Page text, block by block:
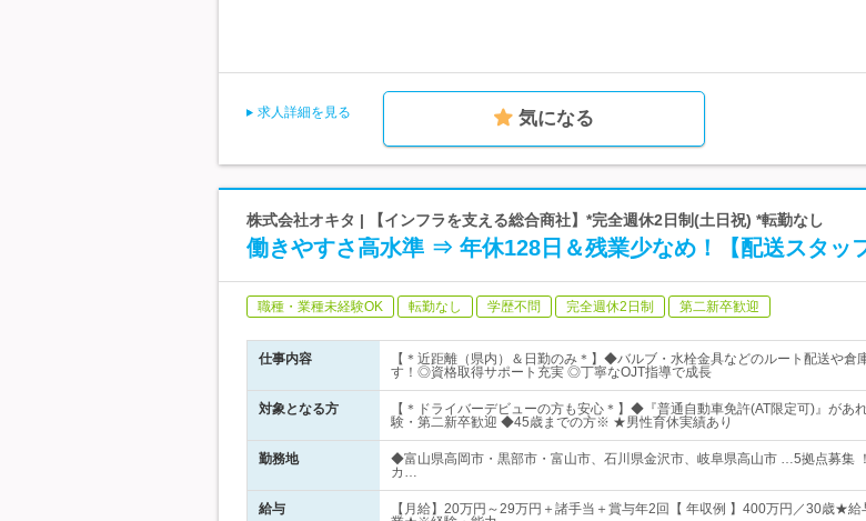
求人詳細を見る 気になる
株式会社オキタ | 【インフラを支える総合商社】*完全週休2日制(土日祝) *転勤なし
働きやすさ高水準 ⇒ 年休128日＆残業少なめ！【配送スタッフ
職種・業種未経験OK 転勤なし 学歴不問 完全週休2日制 第二新卒歓迎
仕事内容
【＊近距離（県内）＆日勤のみ＊】◆バルブ・水栓金具などのルート配送や倉
す！◎資格取得サポート充実 ◎丁寧なOJT指導で成長
対象となる方
【＊ドライバーデビューの方も安心＊】◆『普通自動車免許(AT限定可)』があ
験・第二新卒歓迎 ◆45歳までの方※ ★男性育休実績あり
勤務地
◆富山県高岡市・黒部市・富山市、石川県金沢市、岐阜県高山市 …5拠点募集
カ…
給与
【月給】20万円～29万円＋諸手当＋賞与年2回【 年収例 】400万円／30歳★